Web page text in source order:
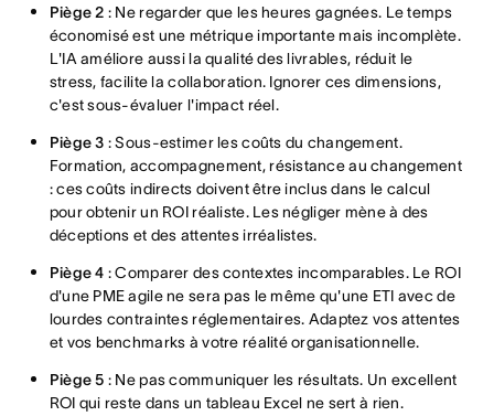
Piège 2 : Ne regarder que les heures gagnées. Le temps
économisé est une métrique importante mais incomplète.
L'IA améliore aussi la qualité des livrables, réduit le
stress, facilite la collaboration. Ignorer ces dimensions,
c'est sous-évaluer l'impact réel.
Piège 3 : Sous-estimer les coûts du changement.
Formation, accompagnement, résistance au changement
: ces coûts indirects doivent être inclus dans le calcul
pour obtenir un ROI réaliste. Les négliger mène à des
déceptions et des attentes irréalistes.
Piège 4 : Comparer des contextes incomparables. Le ROI
d'une PME agile ne sera pas le même qu'une ETI avec de
lourdes contraintes réglementaires. Adaptez vos attentes
et vos benchmarks à votre réalité organisationnelle.
Piège 5 : Ne pas communiquer les résultats. Un excellent
ROI qui reste dans un tableau Excel ne sert à rien.